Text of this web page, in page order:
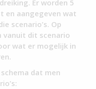
Er worden 5
en aangegeven wat
scenario’s. Op
vanuit dit scenario
wat er mogelijk in
dat men